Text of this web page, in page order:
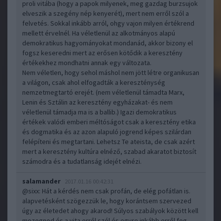
proli vitába (hogy a papok milyenek, meg gazdag burzsujok
elveszik a szegény nép kenyerét), mert nem erről szól a
felvetés. Sokkal inkább arról, ohgy vajon milyen értékrend
mellett érvelnél. Ha véletlenül az alkotmányos alapú
demokratikus hagyományokat mondanád, akkor bizony el
fogsz keseredni mert az erősen kötődik a keresztény
értékekhez mondhatni annak egy változata.
Nem véletlen, hogy sehol máshol nem jött létre organikusan
a világon, csak ahol elfogadták a kereszténység
nemzetmegtartó erejét. (nem véletlenül támadta Marx,
Lenin és Sztálin az keresztény egyházakat- és nem
véletlenül támadja ma is a ballib.) Igazi demokratikus
értékek valódi emberi méltóságot csak a keresztény etika
és dogmatika és az azon alapuló jogrend képes szilárdan
felépíteni és megtartani. Lehetsz Te ateista, de csak azért
mert a keresztény kultúra elnéző, szabad akaratot biztosít
számodra és a tudatlanság idejét elnézi.
salamander 2017.01.16 00:42:31
@sixx: Hát a kérdés nem csak profán, de elég pofátlan is.
alapvetésként szögezzük le, hogy korántsem szervezed
úgy az életedet ahogy akarod! Súlyos szabályok között kell